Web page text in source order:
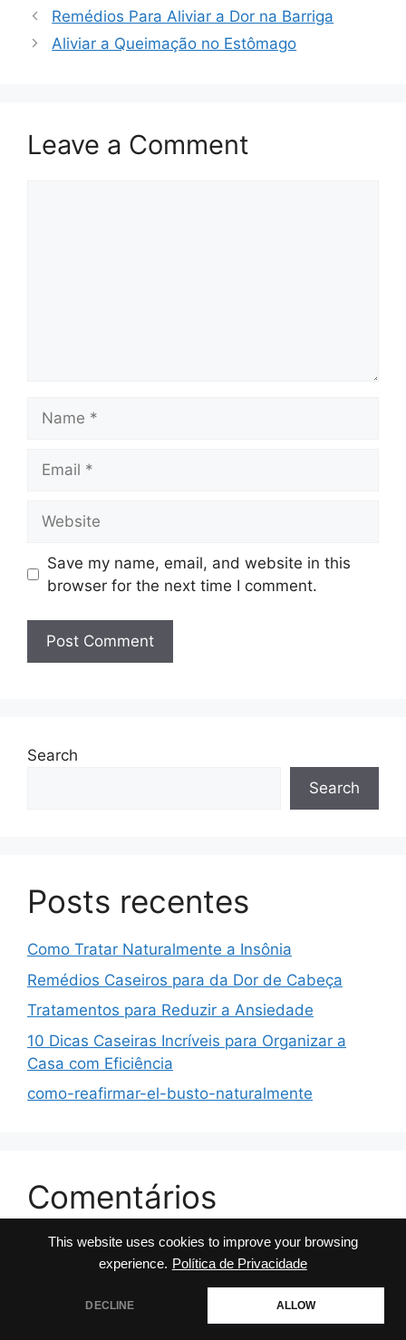
This website uses cookies to improve your browsing
experience. Política de Privacidade
DECLINE ALLOW
Remédios Para Aliviar a Dor na Barriga
Aliviar a Queimação no Estômago
Leave a Comment
Save my name, email, and website in this
browser for the next time I comment.
Search
Search
Posts recentes
Como Tratar Naturalmente a Insônia
Remédios Caseiros para da Dor de Cabeça
Tratamentos para Reduzir a Ansiedade
10 Dicas Caseiras Incríveis para Organizar a
Casa com Eficiência
como-reafirmar-el-busto-naturalmente
Comentários
No comments to show.
• Built withGeneratePress